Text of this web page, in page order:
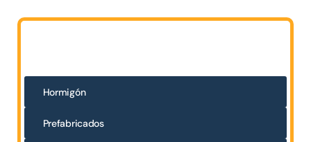
Hormigón
Prefabricados